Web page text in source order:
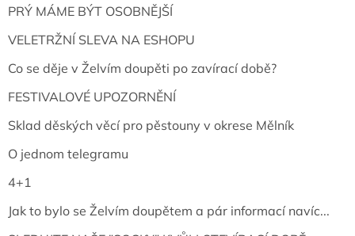
PRÝ MÁME BÝT OSOBNĚJŠÍ
VELETRŽNÍ SLEVA NA ESHOPU
Co se děje v Želvím doupěti po zavírací době?
FESTIVALOVÉ UPOZORNĚNÍ
Sklad děských věcí pro pěstouny v okrese Mělník
O jednom telegramu
4+1
Jak to bylo se Želvím doupětem a pár informací navíc...